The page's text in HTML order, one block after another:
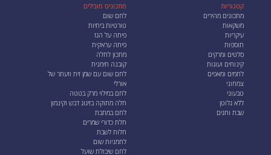
קטגוריות
מתכונים מהירים
משקאות
עיקריות
תוספות
סלטים ומרקים
קינוחים ועוגות
לחמים ומאפים
צמחוני
טבעוני
ללא גלוטן
שבת וחגים
מתכונים מובילים
לחם שום
טורטיות ביתיות
פיתה על הגז
פיתה עראקית
מתכון לחלה
קובנה תימנית
לחם שום עם שמן זית וזעתר של
אורלי
לחם במילוי מרק בטטה
חלה מתוקה בזיגוג דבש וקינמון
לחם במחבת
חלת כדורי שמרים
חלות לשבת
לחמניות שום
לחם שיבולת שועל